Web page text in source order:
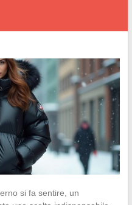
si fa sentire, un